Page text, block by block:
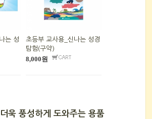
는 성
초등부 교사용_신나는 성경
탐험(구약)
8,000원
욱 풍성하게 도와주는 용품